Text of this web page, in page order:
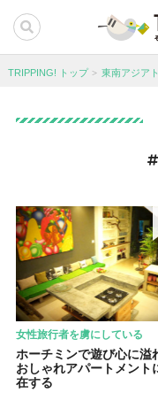
TRIPPING! トップ 東南アジア
女性旅行者を虜にしている
ホーチミンで遊び心に溢
おしゃれアパートメント
在する